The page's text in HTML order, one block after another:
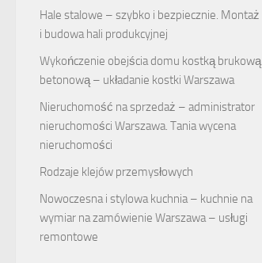
Hale stalowe – szybko i bezpiecznie. Montaż
i budowa hali produkcyjnej
Wykończenie obejścia domu kostką brukową
betonową – układanie kostki Warszawa
Nieruchomość na sprzedaż – administrator
nieruchomości Warszawa. Tania wycena
nieruchomości
Rodzaje klejów przemysłowych
Nowoczesna i stylowa kuchnia – kuchnie na
wymiar na zamówienie Warszawa – usługi
remontowe